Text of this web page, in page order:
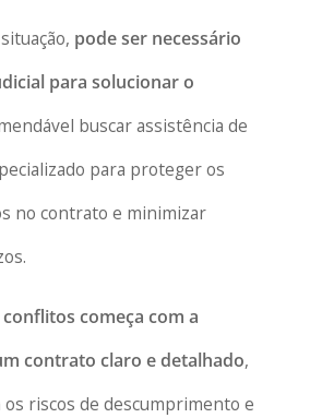
pode ser necessário
para solucionar o
buscar assistência de
para proteger os
no contrato e minimizar
começa com a
contrato claro e detalhado,
riscos de descumprimento e